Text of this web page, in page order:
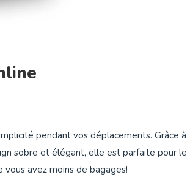
pendant vos déplacements. Grâce à
sobre et élégant, elle est parfaite pour le
avez moins de bagages!